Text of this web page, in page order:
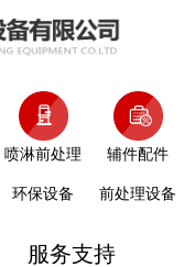
喷淋前处理 辅件配件
环保设备 前处理设备
服务支持